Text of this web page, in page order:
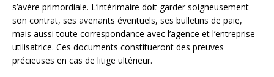
s’avère primordiale. L’intérimaire doit garder soigneusement
son contrat, ses avenants éventuels, ses bulletins de paie,
mais aussi toute correspondance avec l’agence et l’entreprise
utilisatrice. Ces documents constitueront des preuves
précieuses en cas de litige ultérieur.